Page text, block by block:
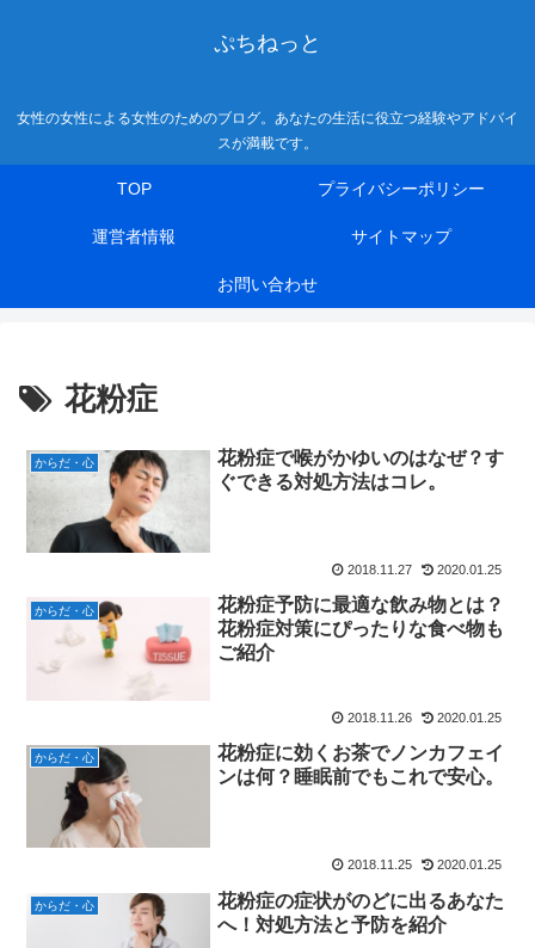
ぷちねっと
女性の女性による女性のためのブログ。あなたの生活に役立つ経験やアドバイ
スが満載です。
TOP プライバシーポリシー
運営者情報 サイトマップ
お問い合わせ
花粉症
からだ・心
花粉症で喉がかゆいのはなぜ？す
ぐできる対処方法はコレ。
2018.11.27 2020.01.25
からだ・心
花粉症予防に最適な飲み物とは？
花粉症対策にぴったりな食べ物も
ご紹介
2018.11.26 2020.01.25
からだ・心
花粉症に効くお茶でノンカフェイ
ンは何？睡眠前でもこれで安心。
2018.11.25 2020.01.25
からだ・心
花粉症の症状がのどに出るあなた
へ！対処方法と予防を紹介